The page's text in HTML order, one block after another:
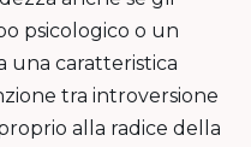
psicologico o un
una caratteristica
tra introversione
alla radice della